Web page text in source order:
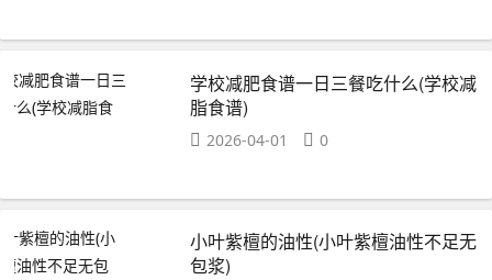
学校减肥食谱一日三餐吃什么(学校减
脂食谱)
2026-04-01 0
小叶紫檀的油性(小叶紫檀油性不足无
包浆)